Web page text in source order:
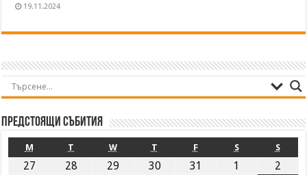
19.11.2024
Предстоящи събития
M T W T F S S
27 28 29 30 31 1
2